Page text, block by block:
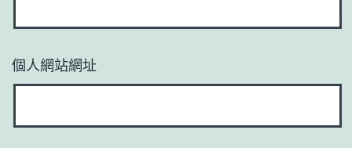
個人網站網址